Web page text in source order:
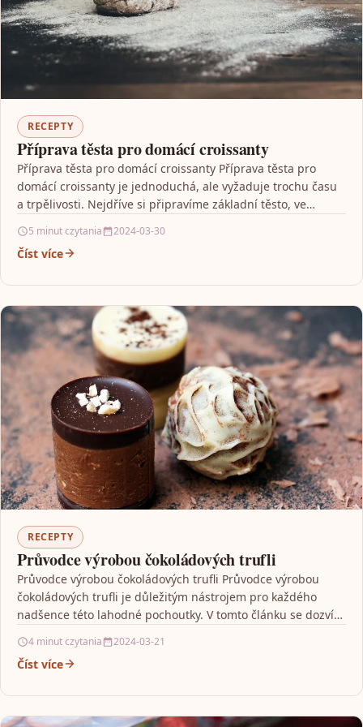
RECEPTY
Příprava těsta pro domácí croissanty
Příprava těsta pro domácí croissanty Příprava těsta pro
domácí croissanty je jednoduchá, ale vyžaduje trochu času
a trpělivosti. Nejdříve si připravíme základní těsto, ve…
5 minut czytania 2024-03-30
Číst více
RECEPTY
Průvodce výrobou čokoládových trufli
Průvodce výrobou čokoládových trufli Průvodce výrobou
čokoládových trufli je důležitým nástrojem pro každého
nadšence této lahodné pochoutky. V tomto článku se dozvíte
4 minut czytania 2024-03-21
Číst více